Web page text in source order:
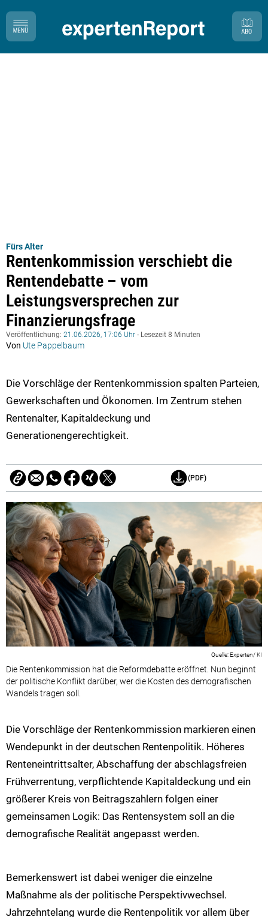
Fürs Alter
Rentenkommission verschiebt die
Rentendebatte – vom
Leistungsversprechen zur
Finanzierungsfrage
Veröffentlichung: 21.06.2026, 17:06 Uhr - Lesezeit 8 Minuten
Von Ute Pappelbaum
Die Vorschläge der Rentenkommission spalten Parteien,
Gewerkschaften und Ökonomen. Im Zentrum stehen
Rentenalter, Kapitaldeckung und
Generationengerechtigkeit.
(PDF)
Die Rentenkommission hat die Reformdebatte eröffnet. Nun beginnt
der politische Konflikt darüber, wer die Kosten des demografischen
Wandels tragen soll.
Experten/ KI
Die Vorschläge der Rentenkommission markieren einen
Wendepunkt in der deutschen Rentenpolitik. Höheres
Renteneintrittsalter, Abschaffung der abschlagsfreien
Frühverrentung, verpflichtende Kapitaldeckung und ein
größerer Kreis von Beitragszahlern folgen einer
gemeinsamen Logik: Das Rentensystem soll an die
demografische Realität angepasst werden.
Bemerkenswert ist dabei weniger die einzelne
Maßnahme als der politische Perspektivwechsel.
Jahrzehntelang wurde die Rentenpolitik vor allem über